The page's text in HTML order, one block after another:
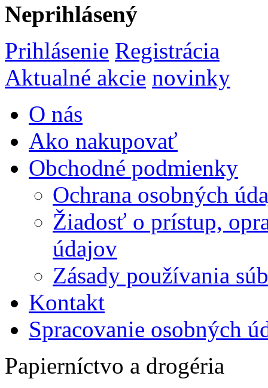
Neprihlásený
Prihlásenie Registrácia
Aktualné akcie novinky
O nás
Ako nakupovať
Obchodné podmienky
Ochrana osobných
Žiadosť o prístup,
údajov
Zásady používania
Kontakt
Spracovanie osobných
Papierníctvo a drogéria